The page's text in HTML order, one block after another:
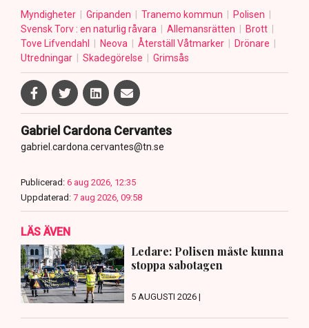
Myndigheter Gripanden Tranemo kommun
Polisen
Svensk Torv : en naturlig råvara
Allemansrätten
Brott
Tove Lifvendahl
Neova Återställ Våtmarker
Drönare
Utredningar
Skadegörelse Grimsås
Gabriel Cardona Cervantes
gabriel.cardona.cervantes@tn.se
Publicerad: 6 aug 2026, 12:35
Uppdaterad: 7 aug 2026, 09:58
LÄS ÄVEN
Ledare: Polisen måste kunna
stoppa sabotagen
5 AUGUSTI 2026 |